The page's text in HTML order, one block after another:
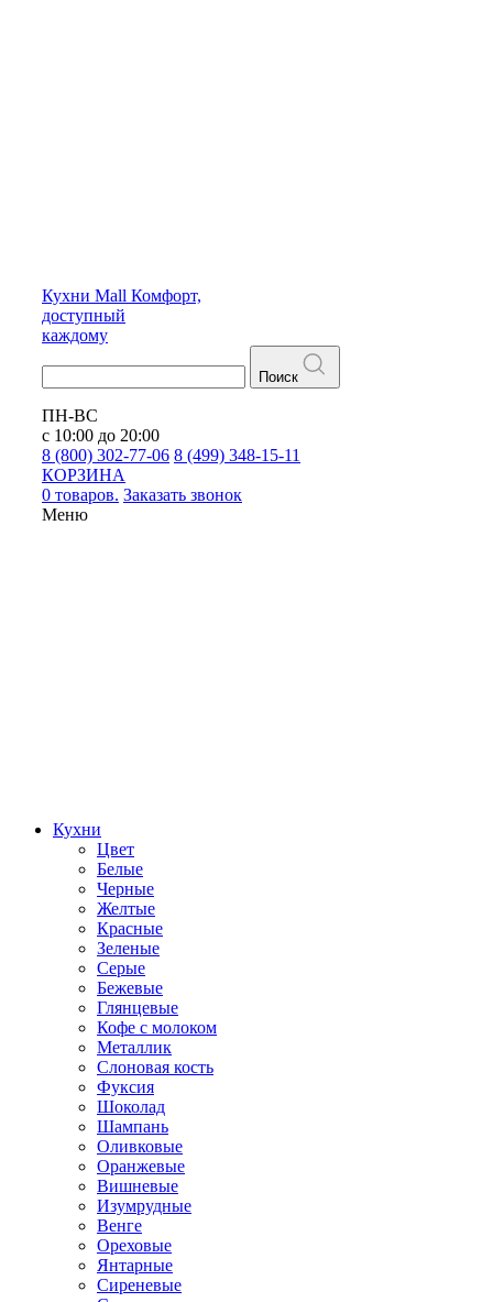
Кухни Mall Комфорт,
доступный
каждому
Поиск
ПН-ВС
с 10:00 до 20:00
8 (800) 302-77-06 8 (499) 348-15-11
КОРЗИНА
0 товаров. Заказать звонок
Меню
Кухни
Цвет
Белые
Черные
Желтые
Красные
Зеленые
Серые
Бежевые
Глянцевые
Кофе с молоком
Металлик
Слоновая кость
Фуксия
Шоколад
Шампань
Оливковые
Оранжевые
Вишневые
Изумрудные
Венге
Ореховые
Янтарные
Сиреневые